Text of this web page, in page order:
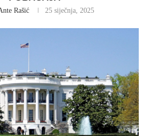
Rašić 25 siječnja, 2025